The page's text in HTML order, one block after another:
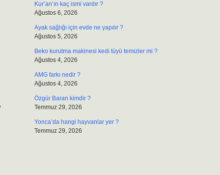
Kur’an’ın kaç ismi vardır ?
Ağustos 6, 2026
Ayak sağlığı için evde ne yapılır ?
Ağustos 5, 2026
Beko kurutma makinesi kedi tüyü temizler mi ?
Ağustos 4, 2026
AMG farkı nedir ?
Ağustos 4, 2026
Özgür Baran kimdir ?
Temmuz 29, 2026
Yonca’da hangi hayvanlar yer ?
Temmuz 29, 2026